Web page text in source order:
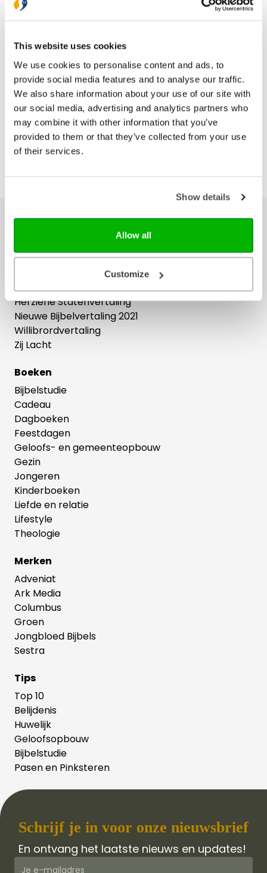
This website uses cookies
We use cookies to personalise content and ads, to
provide social media features and to analyse our traffic.
We also share information about your use of our site with
our social media, advertising and analytics partners who
may combine it with other information that you’ve
provided to them or that they’ve collected from your use
of their services.
Show details
Allow all
Customize
Bezorging binnen 1–2 werkdagen
Gratis verzending vanaf € 20,-
Gratis retourneren
Ons hele assortiment
Bijbels
Het Boek
Herziene Statenvertaling
Nieuwe Bijbelvertaling 2021
Willibrordvertaling
Zij Lacht
Boeken
Bijbelstudie
Cadeau
Dagboeken
Feestdagen
Geloofs- en gemeenteopbouw
Gezin
Jongeren
Kinderboeken
Liefde en relatie
Lifestyle
Theologie
Merken
Adveniat
Ark Media
Columbus
Groen
Jongbloed Bijbels
Sestra
Tips
Top 10
Belijdenis
Huwelijk
Geloofsopbouw
Bijbelstudie
Pasen en Pinksteren
Schrijf je in voor onze nieuwsbrief
En ontvang het laatste nieuws en updates!